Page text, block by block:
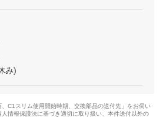
み)
、C1スリム使用開始時期、交換部品の送付先」をお伺い
情報保護法に基づき適切に取り扱い、本件送付以外の